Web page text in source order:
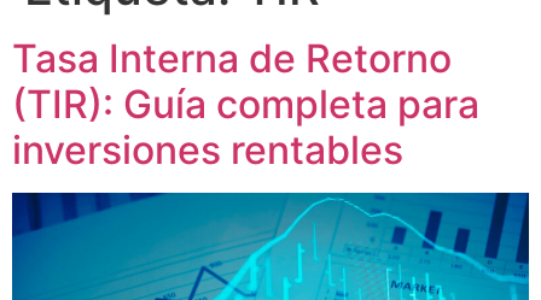
Tasa Interna de Retorno
(TIR): Guía completa para
inversiones rentables